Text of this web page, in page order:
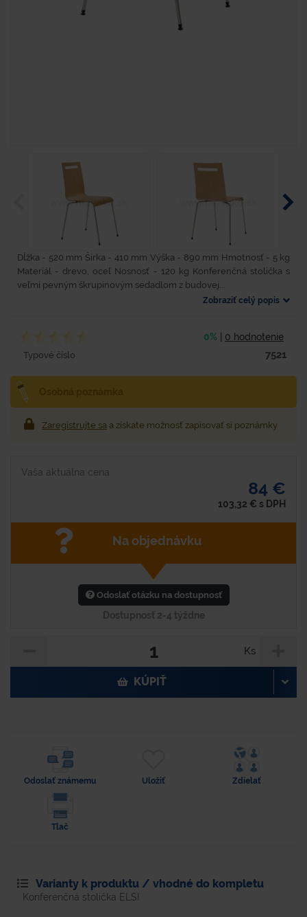
Dĺžka - 520 mm Šírka - 410 mm Výška - 890 mm Hmotnosť - 5 kg
Materiál - drevo, oceľ Nosnosť - 120 kg Konferenčná stolička s
veľmi pevným škrupinovým sedadlom z budovej...
Zobraziť celý popis
0% 0 hodnotenie
Typové číslo 7521
Zaregistrujte sa a získate možnosť zapisovať si poznámky
Vaša aktuálna cena
84 €
103,32 € s DPH
Na objednávku
Odoslať otázku na dostupnosť
Dostupnosť 2-4 týždne
Ks
KÚPIŤ
Odoslať známemu Uložiť Zdielať
Tlač
Varianty k produktu / vhodné do kompletu
Konferenčná stolička ELSI